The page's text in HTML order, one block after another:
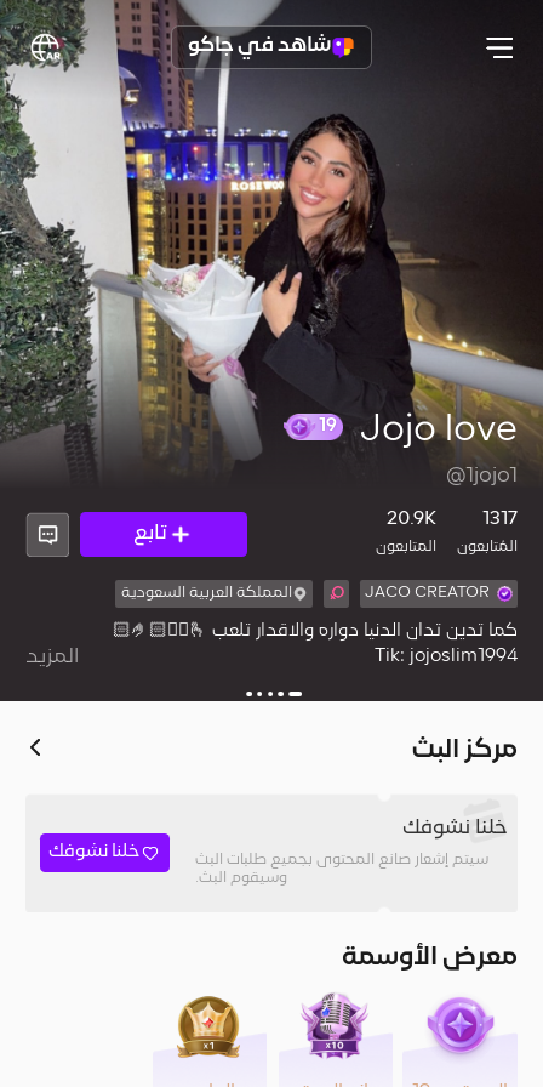
شاهد في جاكو
Jojo love
@1jojo1
1317
المُتابعون
20.9K
المتابعون
تابع
JACO CREATOR المملكة العربية السعودية
المزيد
مركز البث
خلنا نشوفك
سيتم إشعار صانع المحتوى بجميع طلبات البث
وسيقوم البث.
خلنا نشوفك
معرض الأوسمة